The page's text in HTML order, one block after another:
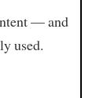
— and
used.